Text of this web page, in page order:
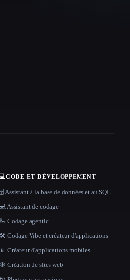
💻CODE ET DÉVELOPPEMENT
🗄️ Assistant à la base de données et au SQL
💻 Assistant de codage
🦾 Codage agentic
🛠️ Codage Vibe et créateur d'applications
📱 Créateur d'applications mobiles
🕸 Création de sites web